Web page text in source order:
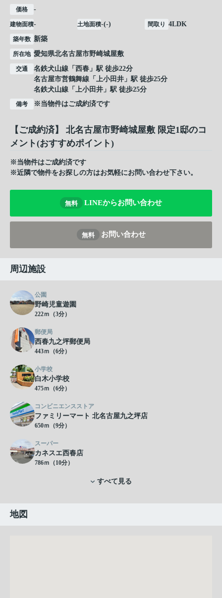
価格 -
建物面積- 土地面積-(-) 間取り 4LDK
築年数 新築
所在地 愛知県北名古屋市野崎城屋敷
交通 名鉄犬山線 「西春 」駅 徒歩22分
名古屋市営鶴舞線 「 上小田井 」駅 徒歩25分
名鉄犬山線 「 上小田井 」駅 徒歩25分
備考 ※当物件はご成約済です
【ご成約済】 北名古屋市野崎城屋敷 限定1邸のコ
メント(おすすめポイント)
※当物件はご成約済です
※近隣で物件をお探しの方はお気軽にお問い合わせ下さい。
無料 LINEからお問い合わせ
無料 お問い合わせ
周辺施設
公園
野崎児童遊園
222ｍ（3分）
郵便局
西春九之坪郵便局
443ｍ（6分）
小学校
白木小学校
475ｍ（6分）
コンビニエンスストア
ファミリーマート 北名古屋九之坪店
650ｍ（9分）
スーパー
カネスエ西春店
786ｍ（10分）
すべて見る
地図